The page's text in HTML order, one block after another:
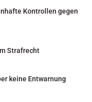
Kontrollen gegen
Strafrecht
keine Entwarnung